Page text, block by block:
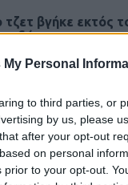
My Personal
to third parties, or
by us, please
after your opt-out
on personal
to your opt-out.
βγήκε εκτός
εδάφους και στη
39 ετών, και ο
Πουέρτο Ρίκο και